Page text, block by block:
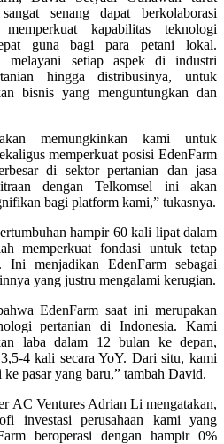
senang dapat berkolaborasi
kapabilitas teknologi
guna bagi para petani lokal.
melayani setiap aspek di industri
hingga distribusinya, untuk
bisnis yang menguntungkan dan
memungkinkan kami untuk
memperkuat posisi EdenFarm
di sektor pertanian dan jasa
dengan Telkomsel ini akan
bagi platform kami,” tukasnya.
hampir 60 kali lipat dalam
memperkuat fondasi untuk tetap
Ini menjadikan EdenFarm sebagai
yang justru mengalami kerugian.
EdenFarm saat ini merupakan
pertanian di Indonesia. Kami
laba dalam 12 bulan ke depan,
4 kali secara YoY. Dari situ, kami
pasar yang baru,” tambah David.
AC Ventures Adrian Li mengatakan,
investasi perusahaan kami yang
beroperasi dengan hampir 0%